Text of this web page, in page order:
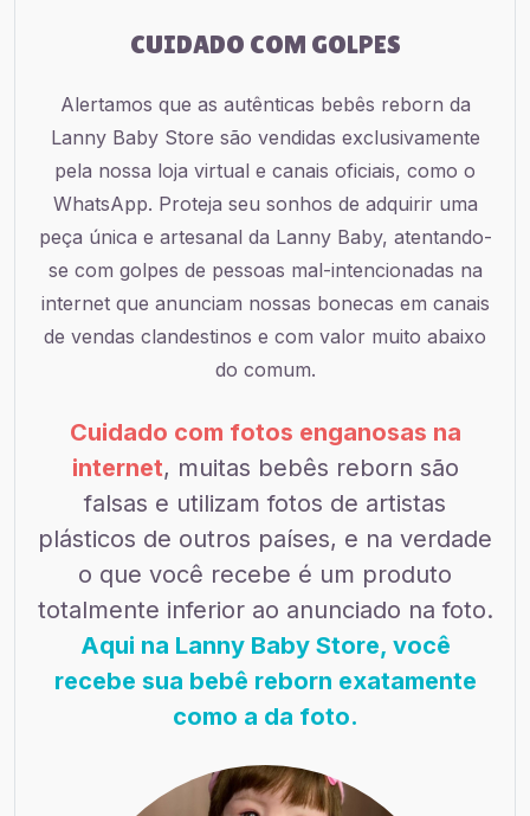
CUIDADO COM GOLPES
Alertamos que as autênticas bebês reborn da
Lanny Baby Store são vendidas exclusivamente
pela nossa loja virtual e canais oficiais, como o
WhatsApp. Proteja seu sonhos de adquirir uma
peça única e artesanal da Lanny Baby, atentando-
se com golpes de pessoas mal-intencionadas na
internet que anunciam nossas bonecas em canais
de vendas clandestinos e com valor muito abaixo
do comum.
Cuidado com fotos enganosas na
internet, muitas bebês reborn são
falsas e utilizam fotos de artistas
plásticos de outros países, e na verdade
o que você recebe é um produto
totalmente inferior ao anunciado na foto.
Aqui na Lanny Baby Store, você
recebe sua bebê reborn exatamente
como a da foto.